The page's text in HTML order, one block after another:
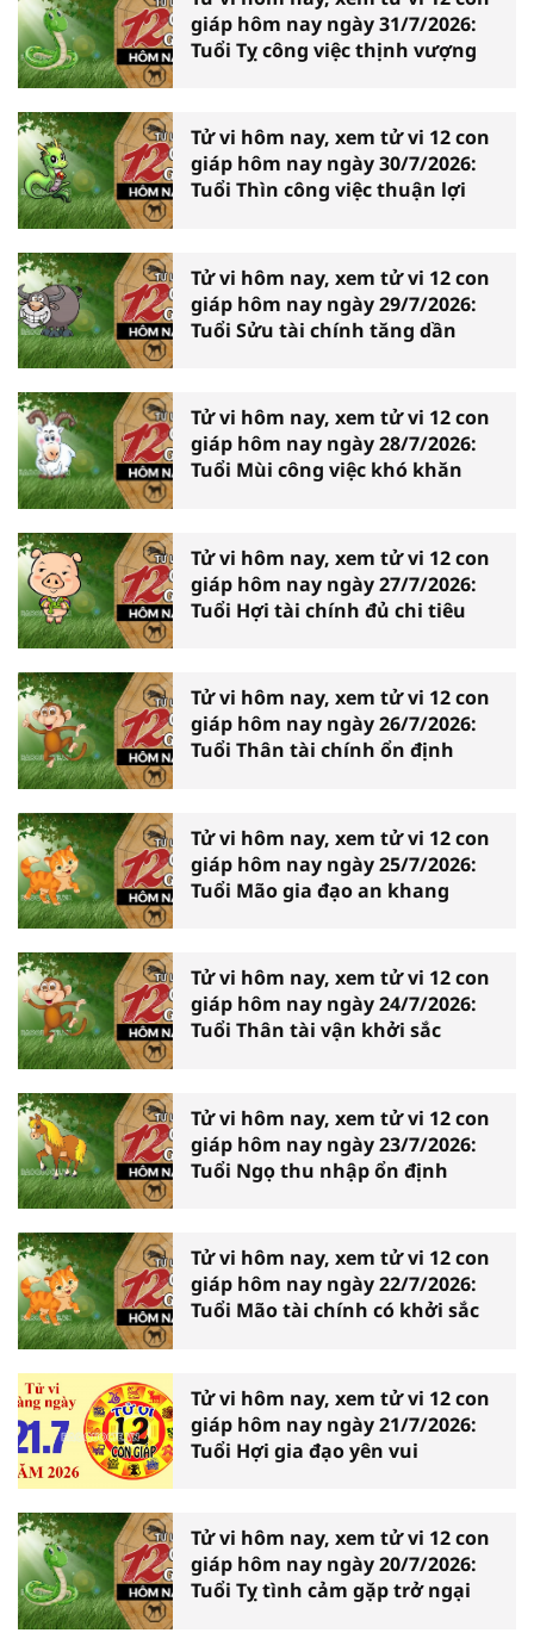
giáp hôm nay ngày 31/7/2026:
Tuổi Tỵ công việc thịnh vượng
Tử vi hôm nay, xem tử vi 12 con
giáp hôm nay ngày 30/7/2026:
Tuổi Thìn công việc thuận lợi
Tử vi hôm nay, xem tử vi 12 con
giáp hôm nay ngày 29/7/2026:
Tuổi Sửu tài chính tăng dần
Tử vi hôm nay, xem tử vi 12 con
giáp hôm nay ngày 28/7/2026:
Tuổi Mùi công việc khó khăn
Tử vi hôm nay, xem tử vi 12 con
giáp hôm nay ngày 27/7/2026:
Tuổi Hợi tài chính đủ chi tiêu
Tử vi hôm nay, xem tử vi 12 con
giáp hôm nay ngày 26/7/2026:
Tuổi Thân tài chính ổn định
Tử vi hôm nay, xem tử vi 12 con
giáp hôm nay ngày 25/7/2026:
Tuổi Mão gia đạo an khang
Tử vi hôm nay, xem tử vi 12 con
giáp hôm nay ngày 24/7/2026:
Tuổi Thân tài vận khởi sắc
Tử vi hôm nay, xem tử vi 12 con
giáp hôm nay ngày 23/7/2026:
Tuổi Ngọ thu nhập ổn định
Tử vi hôm nay, xem tử vi 12 con
giáp hôm nay ngày 22/7/2026:
Tuổi Mão tài chính có khởi sắc
Tử vi hôm nay, xem tử vi 12 con
giáp hôm nay ngày 21/7/2026:
Tuổi Hợi gia đạo yên vui
Tử vi hôm nay, xem tử vi 12 con
giáp hôm nay ngày 20/7/2026:
Tuổi Tỵ tình cảm gặp trở ngại